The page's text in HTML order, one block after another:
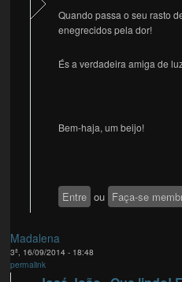
Quando passa o seu rasto
enegrecidos pela dor!
És a verdadeira amiga de
Bem-haja, um beijo!
Entre ou Faça-se
Madalena
3ª, 16/09/2014 - 18:48
permalink